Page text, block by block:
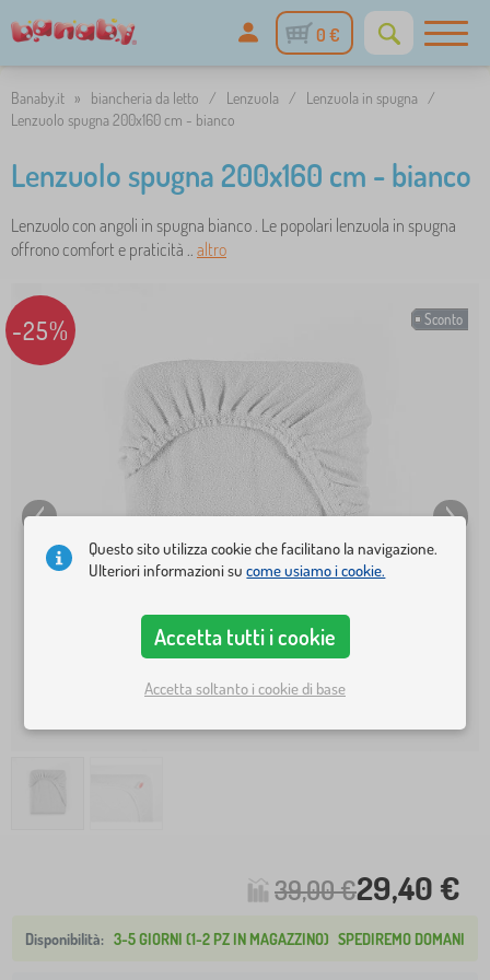
0 €
Banaby.it » biancheria da letto / Lenzuola / Lenzuola in spugna
/
Lenzuolo spugna 200x160 cm - bianco
Lenzuolo spugna 200x160 cm - bianco
Lenzuolo con angoli in spugna bianco . Le popolari lenzuola in spugna
offrono comfort e praticità .. altro
Sconto
-25%
39,00 €29,40 €
3-5 GIORNI (1-2 PZ IN MAGAZZINO) SPEDIREMO DOMANI
Questo sito utilizza cookie che facilitano la navigazione.
Ulteriori informazioni sucome usiamo i cookie.
Accetta tutti i cookie
Accetta soltanto i cookie di base